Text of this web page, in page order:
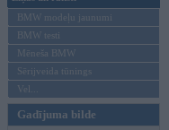
BMW modeļu jaunumi
BMW testi
Mēneša BMW
Sērijveida tūnings
Vel...
Gadījuma bilde